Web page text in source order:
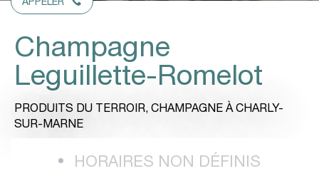
Champagne
Leguillette-Romelot
PRODUITS DU TERROIR, CHAMPAGNE À CHARLY-
SUR-MARNE
HORAIRES NON DÉFINIS